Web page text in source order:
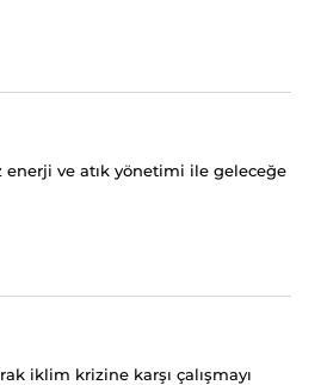
ve atık yönetimi ile geleceğe
iklim krizine karşı çalışmayı